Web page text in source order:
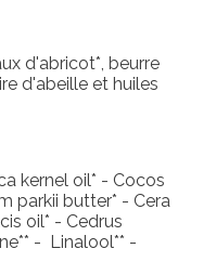
d'abricot*, beurre
d'abeille et huiles
kernel oil* - Cocos
parkii butter* - Cera
oil* - Cedrus
- Linalool** -